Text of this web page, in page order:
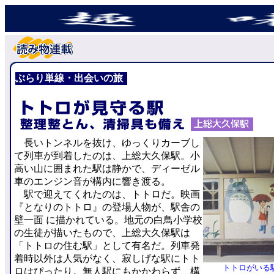
ぶらり単線・出会いの旅
トトロがいる
長いトンネルを抜け、ゆっくりカーブし
て列車が到着したのは、上総大久保駅。小
高い山に囲まれた駅は静かで、ディーゼル
車のエンジン音が構内に響き渡る。
駅で迎えてくれたのは、トトロだ。映画
『となりのトトロ』の登場人物が、駅舎の
壁一面 に描かれている。地元の白鳥小学校
の生徒が描いたもので、上総大久保駅は
「トトロの住む駅」として有名だ。列車発
着時以外は人気がなく、寂しげな駅にトト
ロはぴったり。無人駅にもかかわらず、構